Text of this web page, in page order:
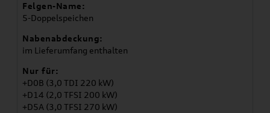
Felgen-Name:
5-Doppelspeichen
Nabenabdeckung:
im Lieferumfang enthalten
Nur für:
+D0B (3,0 TDI 220 kW)
+D14 (2,0 TFSI 200 kW)
+D5A (3,0 TFSI 270 kW)